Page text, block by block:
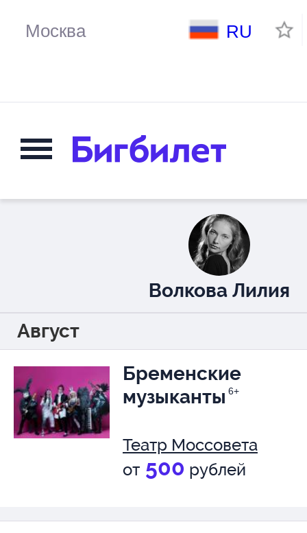
RU
Волкова Лилия
Август
Бременские
музыканты 6+
Театр Моссовета
от 500 рублей